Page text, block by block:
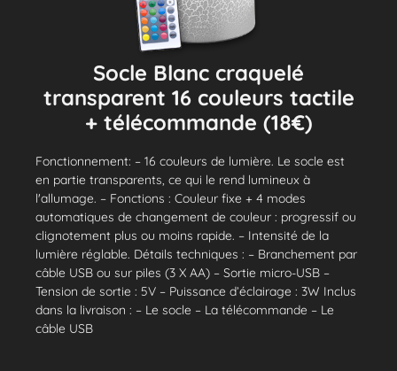
Socle Blanc craquelé
transparent 16 couleurs tactile
+ télécommande (18€)
Fonctionnement: – 16 couleurs de lumière. Le socle est
en partie transparents, ce qui le rend lumineux à
l'allumage. – Fonctions : Couleur fixe + 4 modes
automatiques de changement de couleur : progressif ou
clignotement plus ou moins rapide. – Intensité de la
lumière réglable. Détails techniques : – Branchement par
câble USB ou sur piles (3 X AA) – Sortie micro-USB –
Tension de sortie : 5V – Puissance d’éclairage : 3W Inclus
dans la livraison : – Le socle – La télécommande – Le
câble USB